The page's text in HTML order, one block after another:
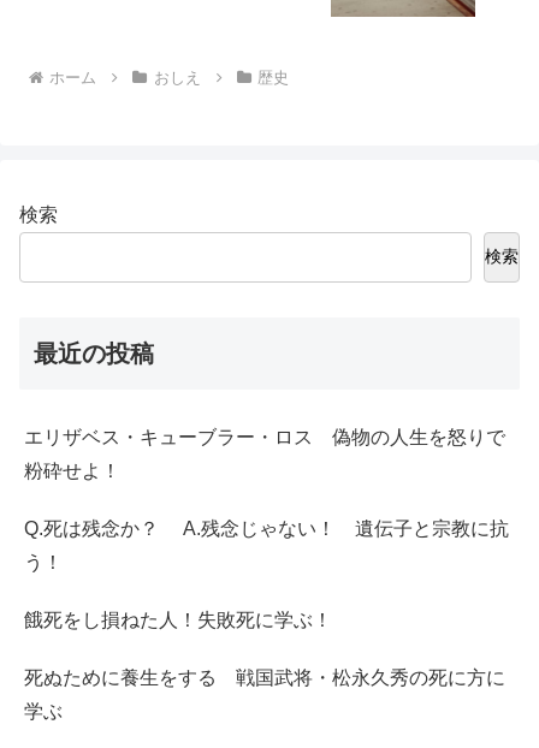
ホーム おしえ 歴史
検索
検索
最近の投稿
エリザベス・キューブラー・ロス 偽物の人生を怒りで
粉砕せよ！
Q.死は残念か？ A.残念じゃない！ 遺伝子と宗教に抗
う！
餓死をし損ねた人！失敗死に学ぶ！
死ぬために養生をする 戦国武将・松永久秀の死に方に
学ぶ